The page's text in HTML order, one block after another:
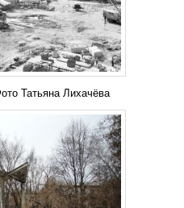
Татьяна Лихачёва